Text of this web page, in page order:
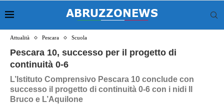
Attualità Pescara Scuola
Pescara 10, successo per il progetto di
continuità 0‑6
L’Istituto Comprensivo Pescara 10 conclude con
successo il progetto di continuità 0‑6 con i nidi Il
Bruco e L’Aquilone